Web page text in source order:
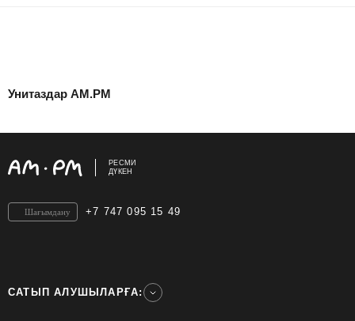
Унитаздар AM.PM
РЕСМИ
ДҮКЕН
+7 747 095 15 49
Шағымдану
САТЫП АЛУШЫЛАРҒА: